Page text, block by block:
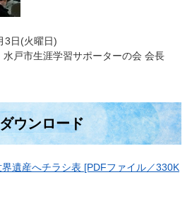
日(火曜日)
戸市生涯学習サポーターの会 会長
ウンロード
遺産へチラシ表 [PDFファイル／330K